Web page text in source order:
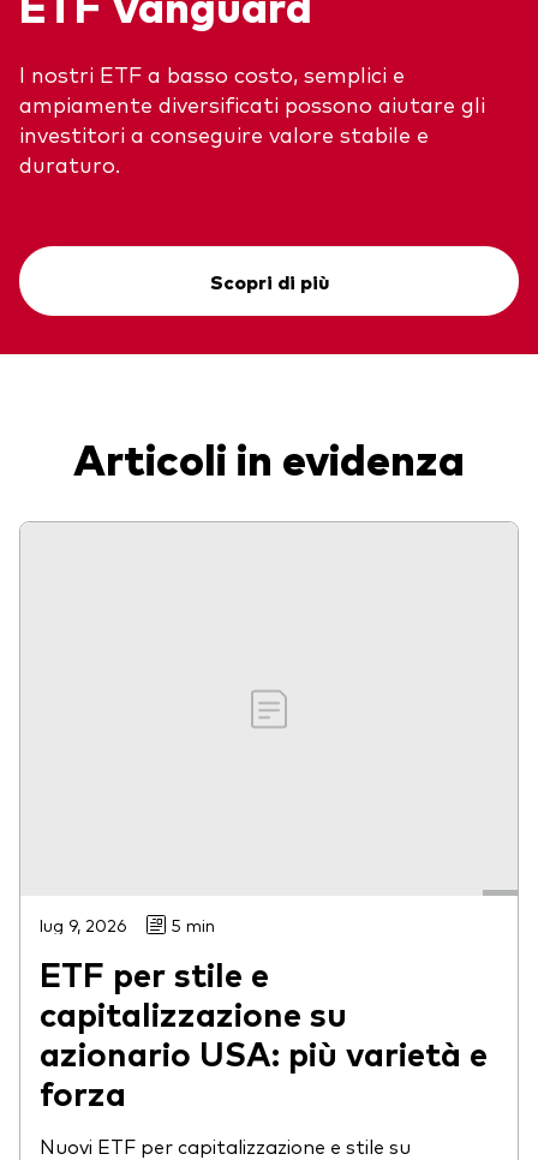
I nostri ETF a basso costo, semplici e
ampiamente diversificati possono aiutare gli
investitori a conseguire valore stabile e
duraturo.
Scopri di più
Articoli in evidenza
lug 9, 2026 5 min
ETF per stile e
capitalizzazione su
azionario USA: più varietà e
forza
Nuovi ETF per capitalizzazione e stile su